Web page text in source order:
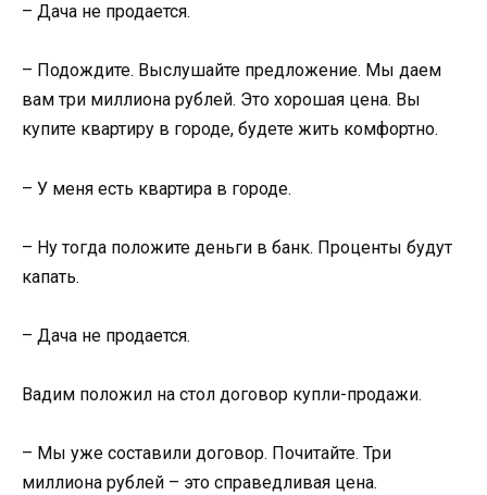
– Дача не продается.
– Подождите. Выслушайте предложение. Мы даем
вам три миллиона рублей. Это хорошая цена. Вы
купите квартиру в городе, будете жить комфортно.
– У меня есть квартира в городе.
– Ну тогда положите деньги в банк. Проценты будут
капать.
– Дача не продается.
Вадим положил на стол договор купли-продажи.
– Мы уже составили договор. Почитайте. Три
миллиона рублей – это справедливая цена.